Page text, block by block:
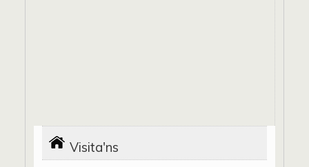
Visita'ns